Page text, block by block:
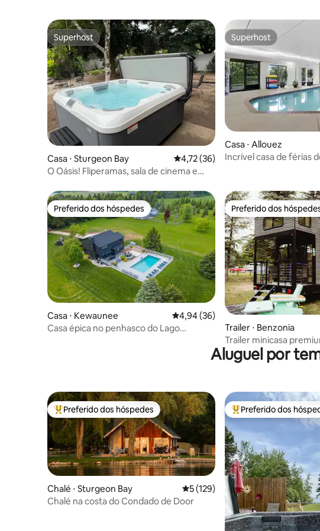
Superhost
Superhost
Casa ⋅ Sturgeon Bay 4,72 de uma avaliação média de 5,
4,72 (36)
O Oásis! Fliperamas, sala de cinema e
Superhost
Superhost
Casa ⋅ Allouez
Incrível casa de férias
Preferido dos hóspedes
Preferido dos hóspedes
Casa ⋅ Kewaunee 4,94 de uma avaliação média de 5,
4,94 (36)
Casa épica no penhasco do Lago
Preferido dos
Preferido dos
Trailer ⋅ Benzonia
Trailer minicasa
Acampamento
Aluguel por
Entre os melhores preferidos dos hóspedes
Preferido dos hóspedes
Chalé ⋅ Sturgeon Bay 5 de uma avaliação média de 5,
5 (129)
Chalé na costa do Condado de Door
Entre os melhores
Preferido dos